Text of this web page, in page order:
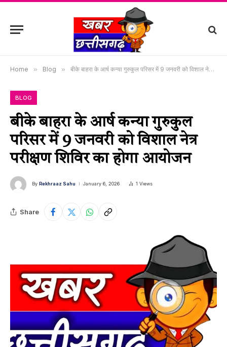
Home » Blog » बीके बाहरा के आर्ष कन्या गुरुकुल परिसर में 9 जनवरी को विशाल नेत्र परीक्षण शिविर का होगा आयोजन
BLOG
बीके बाहरा के आर्ष कन्या गुरुकुल
परिसर में 9 जनवरी को विशाल नेत्र
परीक्षण शिविर का होगा आयोजन
By Rekhraaz Sahu January 6, 2026 1 Views
Share